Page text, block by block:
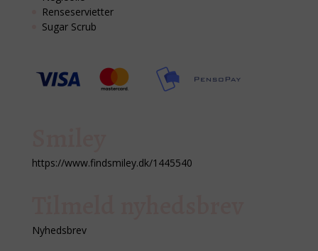
Renseservietter
Sugar Scrub
https://www.findsmiley.dk/1445540
Nyhedsbrev